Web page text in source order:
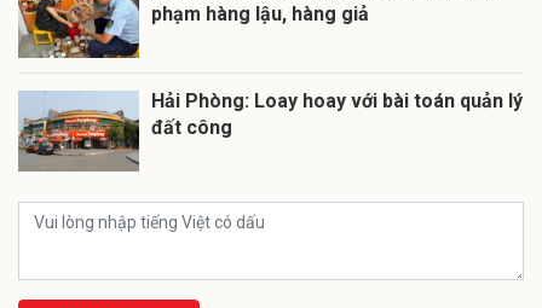
phạm hàng lậu, hàng giả
Hải Phòng: Loay hoay với bài toán quản lý
đất công